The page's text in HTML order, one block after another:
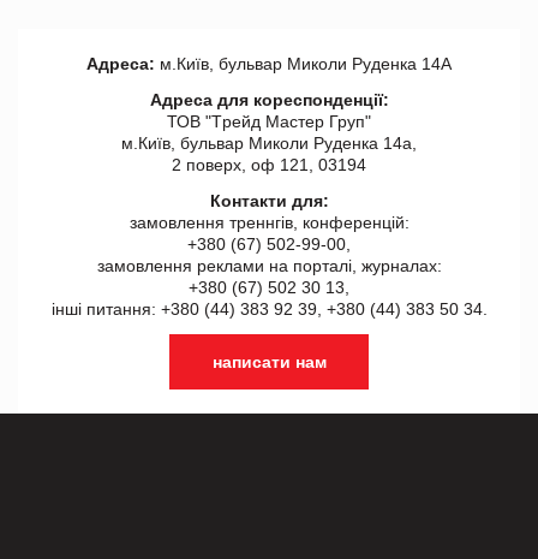
Адреса: м.Київ, бульвар Миколи Руденка 14А
Адреса для кореспонденції:
ТОВ "Tрейд Мастер Груп"
м.Київ, бульвар Миколи Руденка 14а,
2 поверх, оф 121, 03194
Контакти для:
замовлення треннгів, конференцій:
+380 (67) 502-99-00,
замовлення реклами на порталі, журналах:
+380 (67) 502 30 13,
інші питання: +380 (44) 383 92 39, +380 (44) 383 50 34.
написати нам